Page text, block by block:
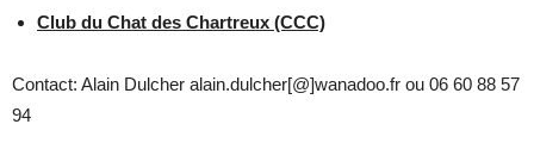
Club du Chat des Chartreux (CCC)
Contact: Alain Dulcher alain.dulcher[@]wanadoo.fr ou 06 60 88 57
94